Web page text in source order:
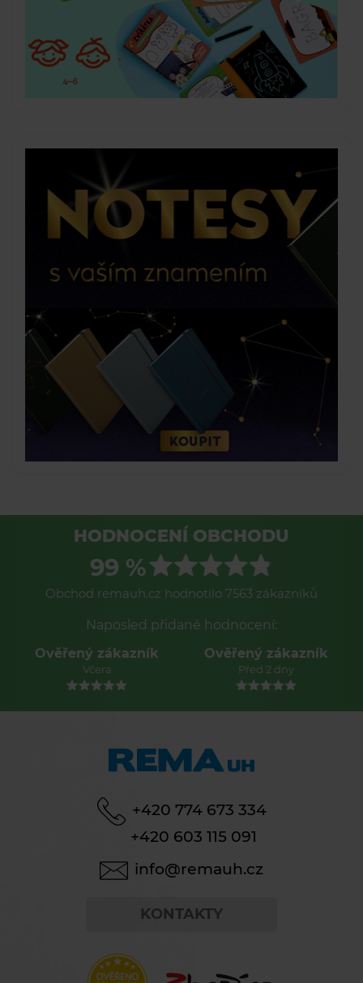
HODNOCENÍ OBCHODU
99 %
Obchod remauh.cz hodnotilo 7563 zákazníků
Naposled přidané hodnocení:
Ověřený zákazník
Včera
Ověřený zákazník
Před 2 dny
+420 774 673 334
+420 603 115 091
info@remauh.cz
KONTAKTY